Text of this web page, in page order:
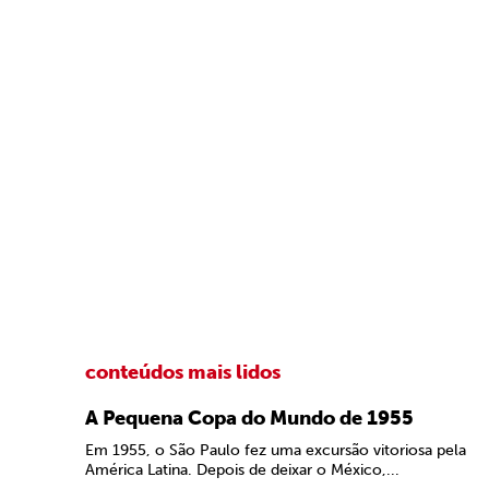
conteúdos mais lidos
A Pequena Copa do Mundo de 1955
Em 1955, o São Paulo fez uma excursão vitoriosa pela
América Latina. Depois de deixar o México,...